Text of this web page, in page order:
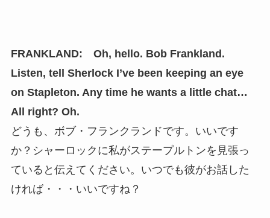
FRANKLAND: Oh, hello. Bob Frankland.
Listen, tell Sherlock I’ve been keeping an eye
on Stapleton. Any time he wants a little chat…
All right? Oh.
どうも、ボブ・フランクランドです。いいです
か？シャーロックに私がステープルトンを見張っ
ていると伝えてください。いつでも彼がお話した
ければ・・・いいですね？